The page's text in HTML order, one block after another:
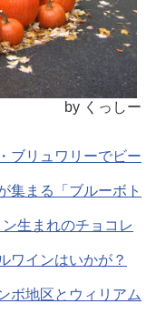
by くっしー
ブリュワリーでビー
集まる「ブルーボト
生まれのチョコレ
ワインはいかが？
ボ地区とウィリアム